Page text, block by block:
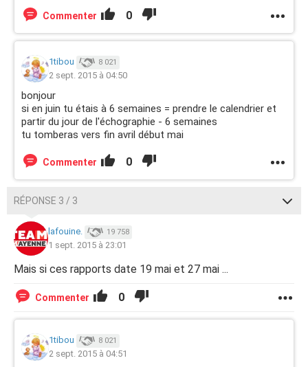
Commenter 0
1tibou 8 021
2 sept. 2015 à 04:50
bonjour
si en juin tu étais à 6 semaines = prendre le calendrier et
partir du jour de l'échographie - 6 semaines
tu tomberas vers fin avril début mai
Commenter 0
RÉPONSE 3 / 3
lafouine. 19 758
1 sept. 2015 à 23:01
Mais si ces rapports date 19 mai et 27 mai ...
Commenter 0
1tibou 8 021
2 sept. 2015 à 04:51